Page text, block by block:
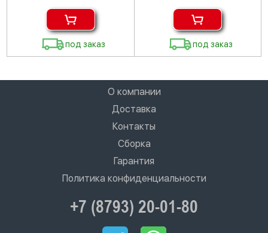
под заказ под заказ
О компании
Доставка
Контакты
Сборка
Гарантия
Политика конфиденциальности
+7 (8793) 20-01-80